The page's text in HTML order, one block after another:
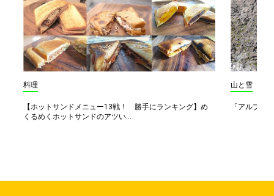
料理
【ホットサンドメニュー13戦！ 勝手にランキング】め
くるめくホットサンドのアツい...
山と雪
「アルプス